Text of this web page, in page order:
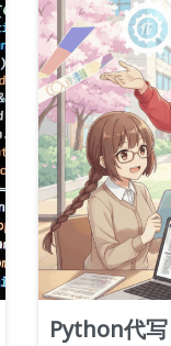
Python代